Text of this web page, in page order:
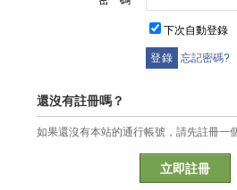
下次自動登錄
忘記密碼?
還沒有註冊嗎？
如果還沒有本站的通行帳號，請先註冊一
立即註冊